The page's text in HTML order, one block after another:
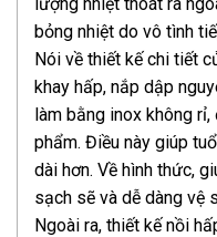
bỏng nhiệt do vô tình
Nói về thiết kế chi tiết
khay hấp, nắp dập
làm bằng inox không
phẩm. Điều này giúp
dài hơn. Về hình thức,
sạch sẽ và dễ dàng vệ
Ngoài ra, thiết kế nồi